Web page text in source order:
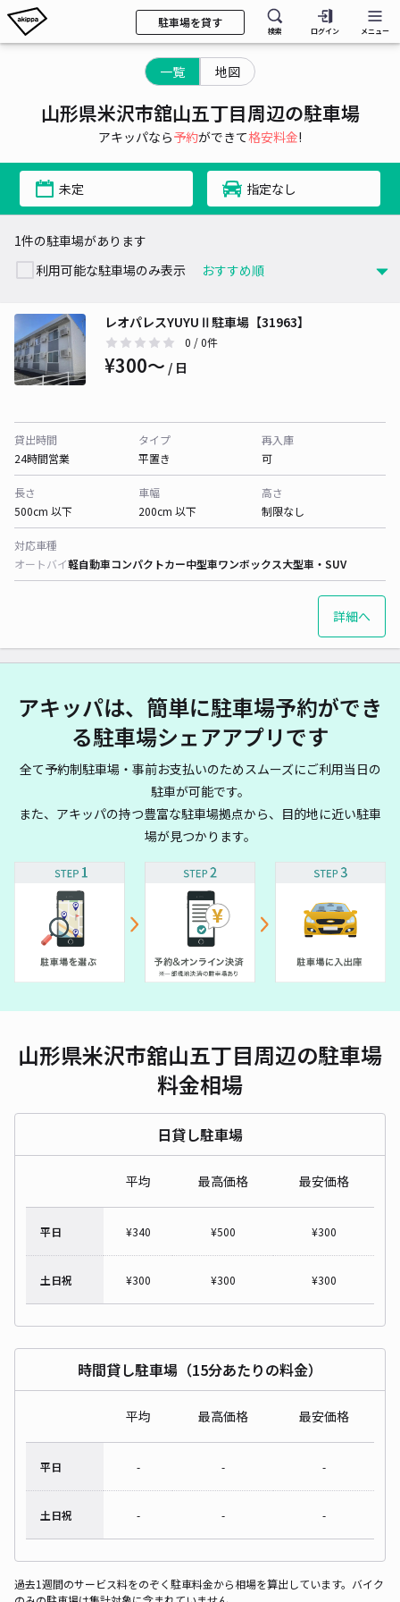
駐車場を貸す
検索 ログイン メニュー
一覧 地図
山形県米沢市舘山五丁目周辺の駐車場
アキッパなら予約ができて格安料金!
未定 指定なし
1件の駐車場があります
利用可能な駐車場のみ表示
レオパレスYUYUⅡ駐車場【31963】
0 / 0件
¥300〜 / 日
貸出時間
24時間営業
タイプ
平置き
再入庫
可
長さ
500cm 以下
車幅
200cm 以下
高さ
制限なし
対応車種
オートバイ軽自動車コンパクトカー中型車ワンボックス大型車・SUV
詳細へ
アキッパは、簡単に駐車場予約ができ
る駐車場シェアアプリです
全て予約制駐車場・事前お支払いのためスムーズにご利用当日の
駐車が可能です。
また、アキッパの持つ豊富な駐車場拠点から、目的地に近い駐車
場が見つかります。
山形県米沢市舘山五丁目周辺の駐車場
料金相場
日貸し駐車場
平均 最高価格 最安価格
平日 ¥340 ¥500 ¥300
土日祝 ¥300 ¥300 ¥300
時間貸し駐車場（15分あたりの料金）
平均 最高価格 最安価格
平日 - - -
土日祝 - - -
過去1週間のサービス料をのぞく駐車料金から相場を算出しています。バイク